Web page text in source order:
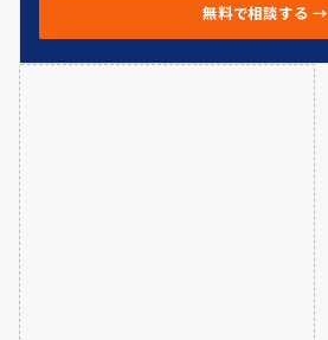
無料で相談する →